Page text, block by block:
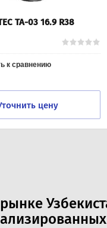
IM-15 (аналог
цену
рынке